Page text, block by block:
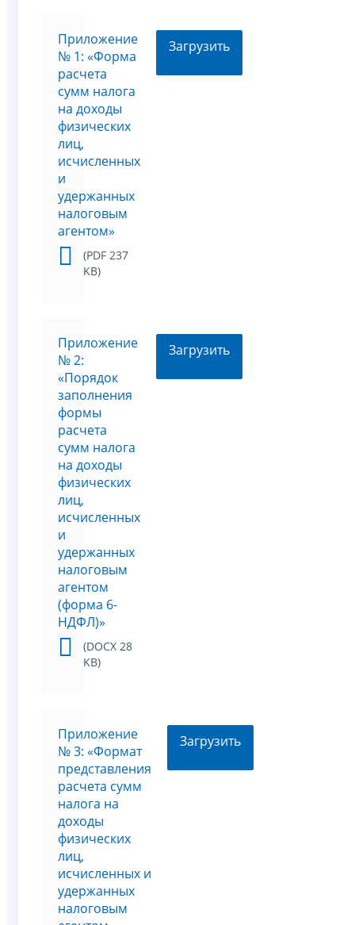
Приложение
№ 1: «Форма
расчета
сумм налога
на доходы
физических
лиц,
исчисленных
и
удержанных
налоговым
агентом»
(PDF 237
KB)
Загрузить
Приложение
№ 2:
«Порядок
заполнения
формы
расчета
сумм налога
на доходы
физических
лиц,
исчисленных
и
удержанных
налоговым
агентом
(форма 6-
НДФЛ)»
(DOCX 28
KB)
Загрузить
Приложение
№ 3: «Формат
представления
расчета сумм
налога на
доходы
физических
лиц,
исчисленных и
удержанных
налоговым
Загрузить